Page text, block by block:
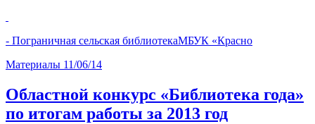
- Пограничная сельская библиотекаМБУК «Красно
Материалы 11/06/14
Областной конкурс «Библиотека года»
по итогам работы за 2013 год